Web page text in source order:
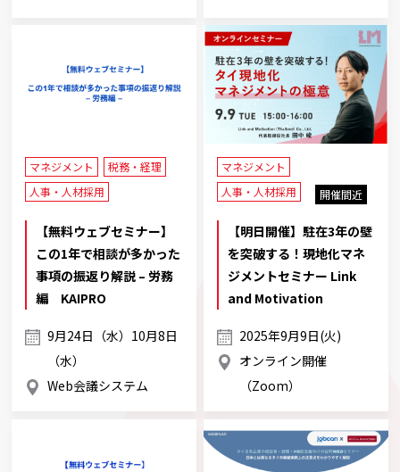
マネジメント
税務・経理
人事・人材採用
【無料ウェブセミナー】
この1年で相談が多かった
事項の振返り解説 – 労務
編 KAIPRO
9月24日（水）10月8日
（水）
Web会議システム
マネジメント
人事・人材採用
開催間近
【明日開催】駐在3年の壁
を突破する！現地化マネ
ジメントセミナー Link
and Motivation
2025年9月9日(火)
オンライン開催
（Zoom）